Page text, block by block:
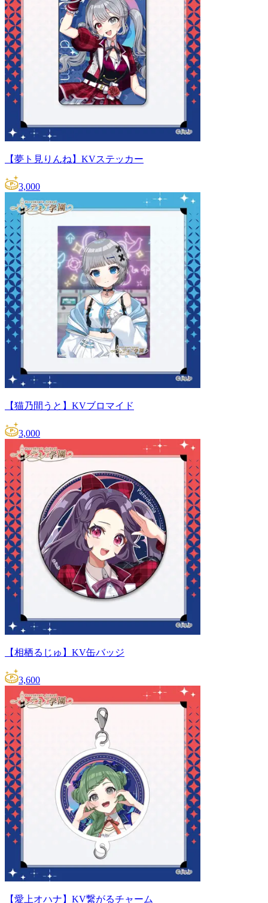
【夢ト見りんね】KVステッカー
3,000
【猫乃間うと】KVブロマイド
3,000
【相栖るじゅ】KV缶バッジ
3,600
【愛上オハナ】KV繋がるチャーム